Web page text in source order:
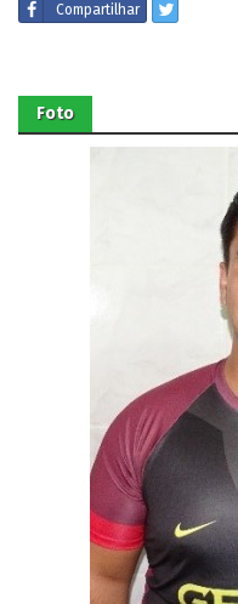
Compartilhar
Foto